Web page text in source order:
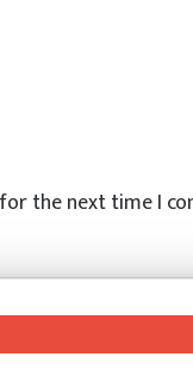
the next time I